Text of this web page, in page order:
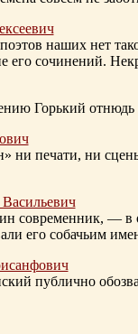
наших нет
его сочинений.
Горький отнюдь
ни печати, ни
современник, — в
его собачьим
публично